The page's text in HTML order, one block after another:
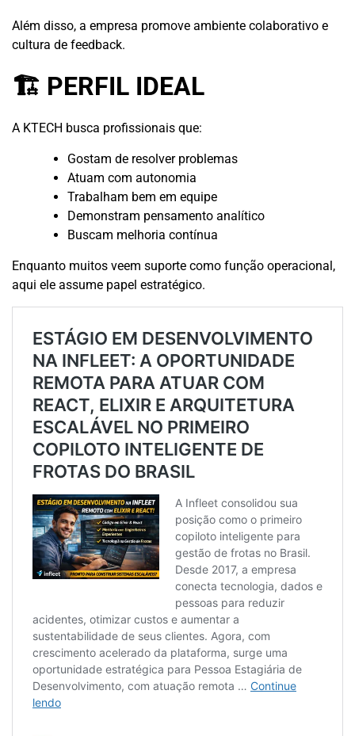
Além disso, a empresa promove ambiente colaborativo e
cultura de feedback.
🏗 PERFIL IDEAL
A KTECH busca profissionais que:
Gostam de resolver problemas
Atuam com autonomia
Trabalham bem em equipe
Demonstram pensamento analítico
Buscam melhoria contínua
Enquanto muitos veem suporte como função operacional,
aqui ele assume papel estratégico.